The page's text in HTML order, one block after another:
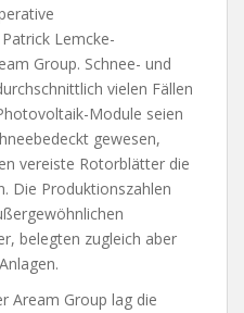
Lemcke-
Group. Schnee- und
vielen Fällen
Module seien
gewesen,
vereiste Rotorblätter die
Die Produktionszahlen
belegten zugleich aber
Aream Group lag die